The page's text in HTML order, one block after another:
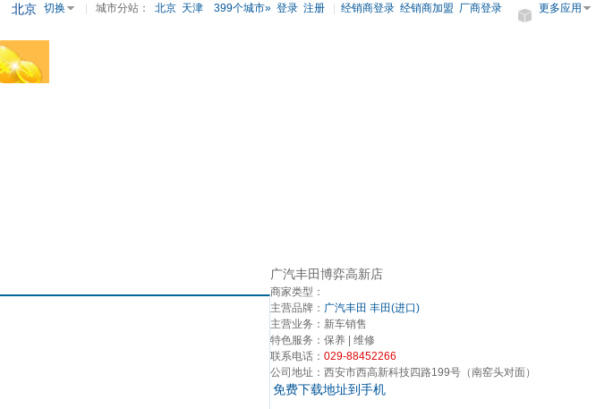
北京 切换 城市分站： 北京 天津 399个城市» 更多应用
登录 注册 经销商登录 经销商加盟 厂商登录
广汽丰田博弈高新店
商家类型：
主营品牌： 广汽丰田 丰田(进口)
主营业务： 新车销售
特色服务： 保养 | 维修
联系电话： 029-88452266
公司地址： 西安市西高新科技四路199号（南窑头对面）
免费下载地址到手机